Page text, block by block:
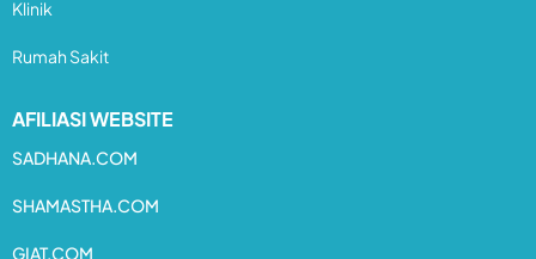
Klinik
Rumah Sakit
AFILIASI WEBSITE
SADHANA.COM
SHAMASTHA.COM
GIAT.COM